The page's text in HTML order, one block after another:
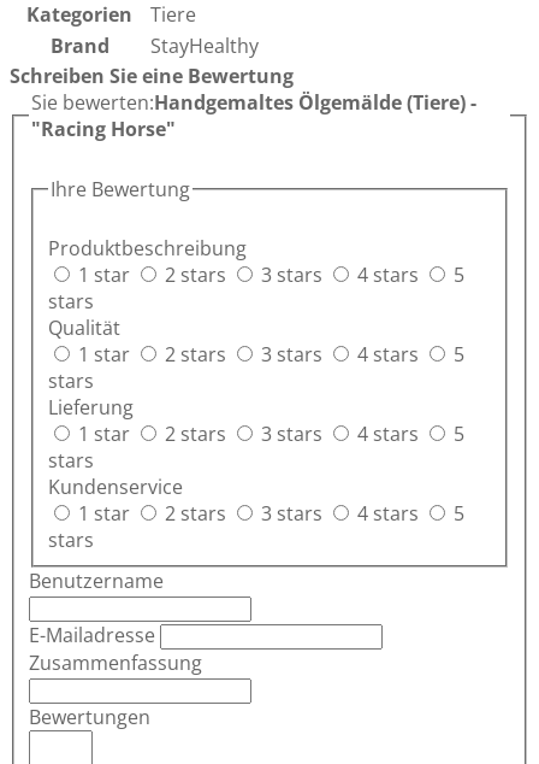
Kategorien
Tiere
Brand
StayHealthy
Schreiben Sie eine Bewertung
Sie bewerten:Handgemaltes Ölgemälde (Tiere) -
"Racing Horse"
Ihre Bewertung
Produktbeschreibung
1 star
2 stars 3 stars 4 stars
5
stars
Qualität
1 star
2 stars 3 stars 4 stars
5
stars
Lieferung
1 star
2 stars 3 stars 4 stars
5
stars
Kundenservice
1 star
2 stars 3 stars 4 stars
5
stars
Benutzername
E-Mailadresse
Zusammenfassung
Bewertungen